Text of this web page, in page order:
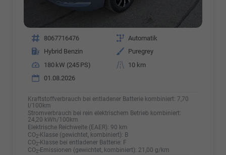
Fahrzeugnr. 8067716476 Getriebe Automatik
Kraftstoff
Hybrid Benzin Außenfarbe
Puregrey
Leistung
180 kW (245 PS) Kilometerstand
10 km
01.08.2026
Kraftstoffverbrauch bei entladener Batterie kombiniert:7,70
l/100km
Stromverbrauch bei rein elektrischem Betrieb kombiniert:
24,20 kWh/100km
Elektrische Reichweite (EAER): 90 km
CO2-Klasse (gewichtet, kombiniert): B
CO2-Klasse bei entladener Batterie: F
CO2-Emissionen (gewichtet, kombiniert): 21,00 g/km